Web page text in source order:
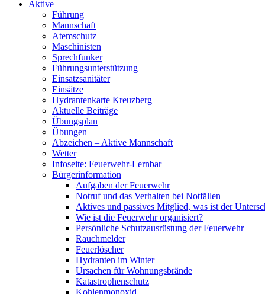
Aktive
Führung
Mannschaft
Atemschutz
Maschinisten
Sprechfunker
Führungsunterstützung
Einsatzsanitäter
Einsätze
Hydrantenkarte Kreuzberg
Aktuelle Beiträge
Übungsplan
Übungen
Abzeichen – Aktive Mannschaft
Wetter
Infoseite: Feuerwehr-Lernbar
Bürgerinformation
Aufgaben der Feuerwehr
Notruf und das Verhalten bei Notfällen
Aktives und passives Mitglied, was ist der
Wie ist die Feuerwehr organisiert?
Persönliche Schutzausrüstung der Feuerwehr
Rauchmelder
Feuerlöscher
Hydranten im Winter
Ursachen für Wohnungsbrände
Katastrophenschutz
Kohlenmonoxid